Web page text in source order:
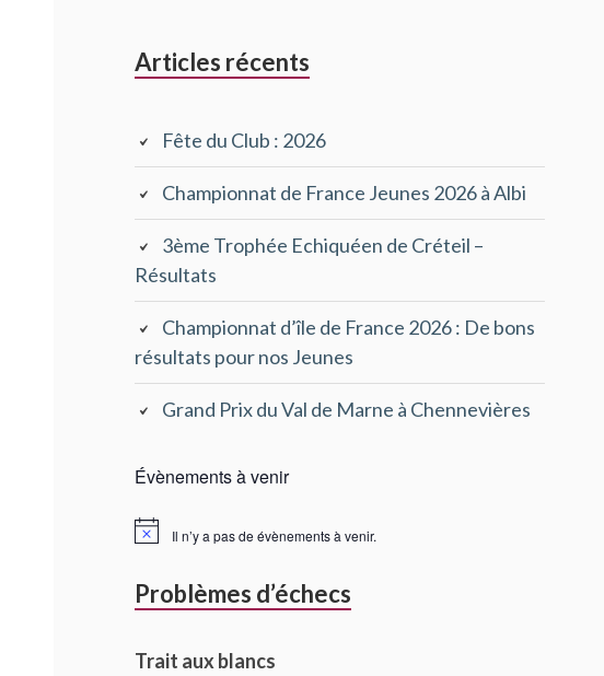
Articles récents
Fête du Club : 2026
Championnat de France Jeunes 2026 à Albi
3ème Trophée Echiquéen de Créteil –
Résultats
Championnat d’île de France 2026 : De bons
résultats pour nos Jeunes
Grand Prix du Val de Marne à Chennevières
Évènements à venir
Il n’y a pas de évènements à venir.
Problèmes d’échecs
Trait aux blancs